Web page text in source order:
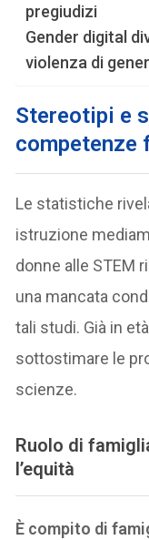
pregiudizi
Gender digital
violenza di
Stereotipi e
competenze
Le statistiche
istruzione
donne alle STEM
una mancata
tali studi. Già in
sottostimare le
scienze.
Ruolo di
l’equità
È compito di